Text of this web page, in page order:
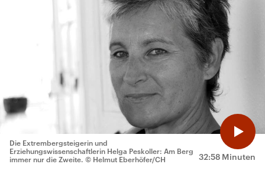
32:58 Minuten
Die Extrembergsteigerin und
Erziehungswissenschaftlerin Helga Peskoller: Am Berg
immer nur die Zweite. © Helmut Eberhöfer/CH